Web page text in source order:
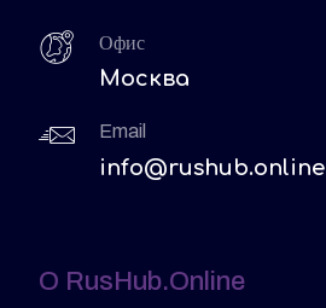
Офис
Москва
Email
info@rushub.online
O RusHub.online